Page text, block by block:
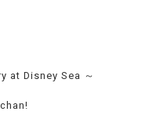
at Disney Sea ～